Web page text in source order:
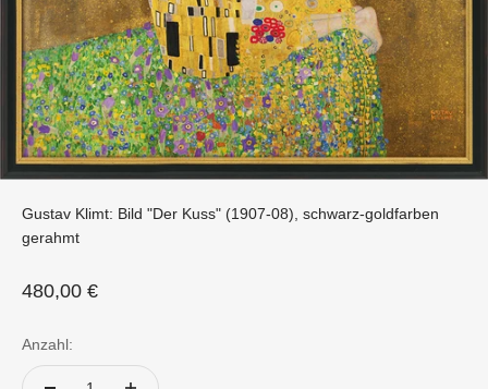
Gustav Klimt: Bild "Der Kuss" (1907-08), schwarz-goldfarben
gerahmt
Angebot
480,00 €
Anzahl: